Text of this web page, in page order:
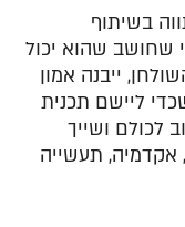
בשיתוף
שחושב שהוא יכול
ייבנה אמון
ליישם תכנית
לכולם ושייך
אקדמיה, תעשייה